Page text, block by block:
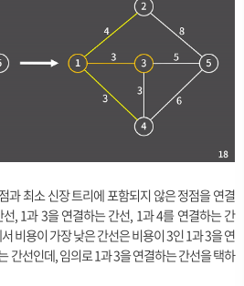
과 최소 신장 트리에 포함되지 않은 정점을 연결
, 1과 3을 연결하는 간선, 1과 4를 연결하는 간
비용이 가장 낮은 간선은 비용이 3인 1과 3을 연
간선인데, 임의로 1과 3을 연결하는 간선을 택하